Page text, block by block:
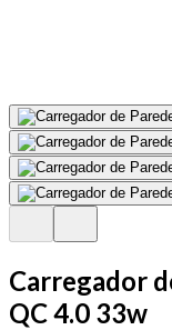
Carregador
QC 4.0 33w